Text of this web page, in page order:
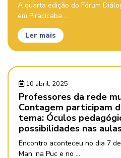
A quarta edição do Fórum
em Piracicaba ...
Ler mais
10 abril, 2025
Professores da rede
Contagem participam
tema: Óculos
possibilidades nas
Encontro aconteceu no dia 7
Man, na Puc e no ...